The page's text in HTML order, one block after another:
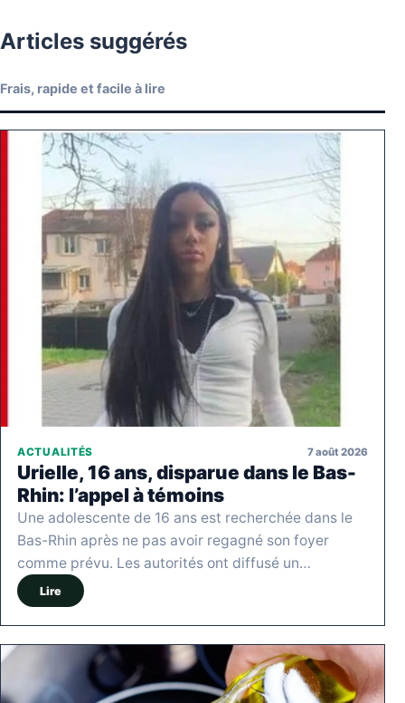
Articles suggérés
Frais, rapide et facile à lire
ACTUALITÉS 7 août 2026
Urielle, 16 ans, disparue dans le Bas-
Rhin: l’appel à témoins
Une adolescente de 16 ans est recherchée dans le
Bas-Rhin après ne pas avoir regagné son foyer
comme prévu. Les autorités ont diffusé un…
Lire